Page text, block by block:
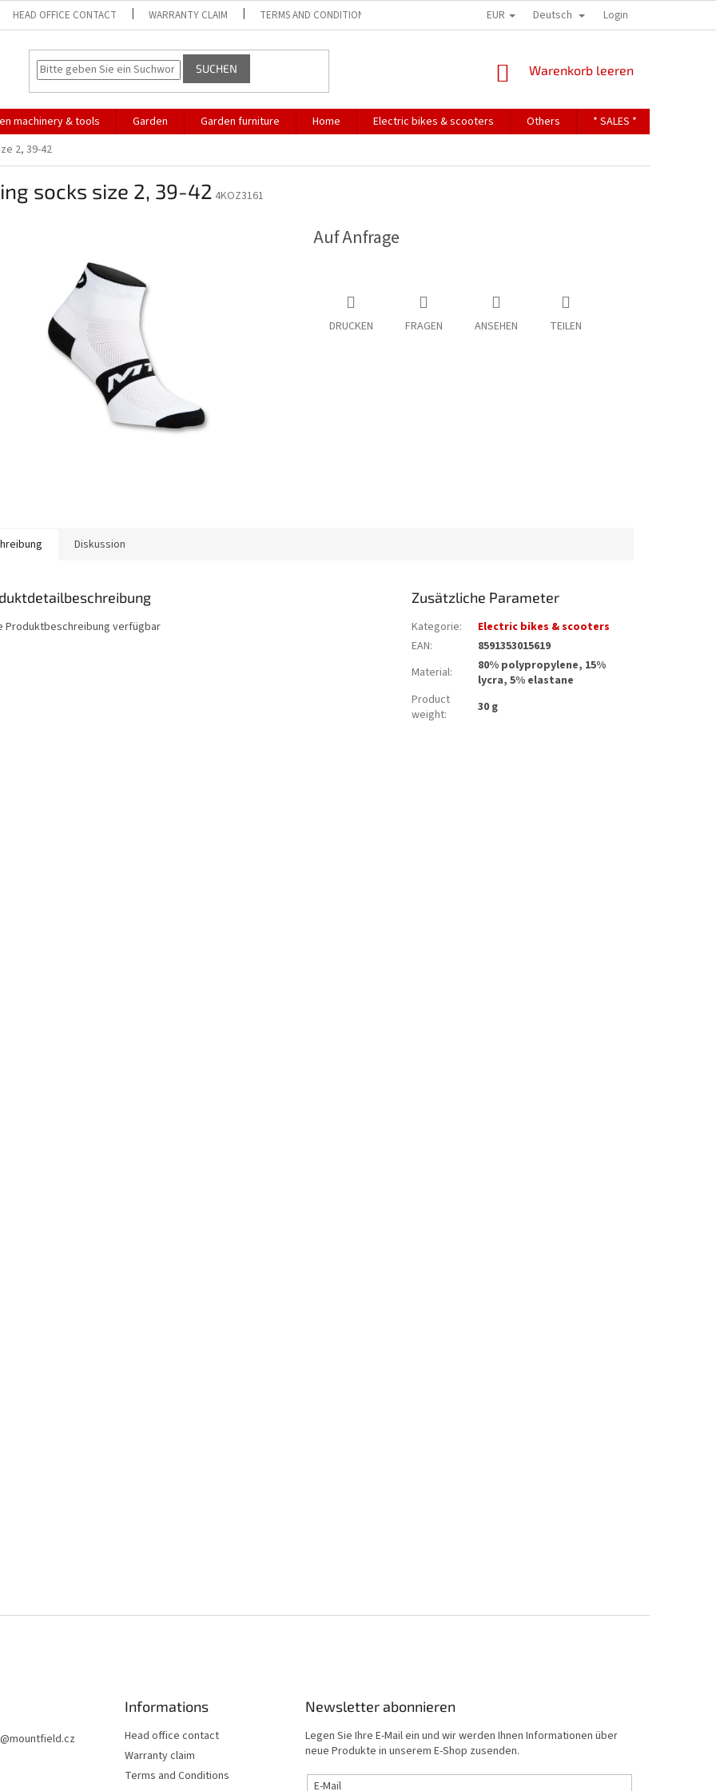
HEAD OFFICE CONTACT WARRANTY CLAIM TERMS AND CONDITIONS TERMS OF PERSONAL DATA PROTECTION
EUR Deutsch Login
SUCHEN WARENKORB
Warenkorb leeren
machinery & tools Garden Garden furniture Home Electric bikes & scooters Others * SALES *
2, 39-42
socks size 2, 39-42 4KOZ3161
Auf Anfrage
DRUCKEN FRAGEN ANSEHEN TEILEN
Diskussion
Produktbeschreibung verfügbar
Zusätzliche Parameter
Kategorie:
Electric bikes & scooters
EAN:
8591353015619
Material:
80% polypropylene, 15%
lycra, 5% elastane
Product
weight: 30 g
@mountfield.cz
Informations
Head office contact
Warranty claim
Terms and Conditions
Newsletter abonnieren
Legen Sie Ihre E-Mail ein und wir werden Ihnen Informationen über
neue Produkte in unserem E-Shop zusenden.
E-Mail